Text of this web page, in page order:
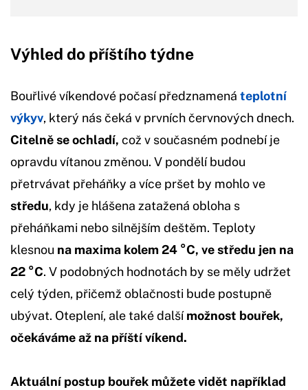
Výhled do příštího týdne
Bouřlivé víkendové počasí předznamená teplotní
výkyv, který nás čeká v prvních červnových dnech.
Citelně se ochladí, což v současném podnebí je
opravdu vítanou změnou. V pondělí budou
přetrvávat přeháňky a více pršet by mohlo ve
středu, kdy je hlášena zatažená obloha s
přeháňkami nebo silnějším deštěm. Teploty
klesnou na maxima kolem 24 °C, ve středu jen na
22 °C. V podobných hodnotách by se měly udržet
celý týden, přičemž oblačnosti bude postupně
ubývat. Oteplení, ale také dalšímožnost bouřek,
očekáváme až na příští víkend.
Aktuální postup bouřek můžete vidět například